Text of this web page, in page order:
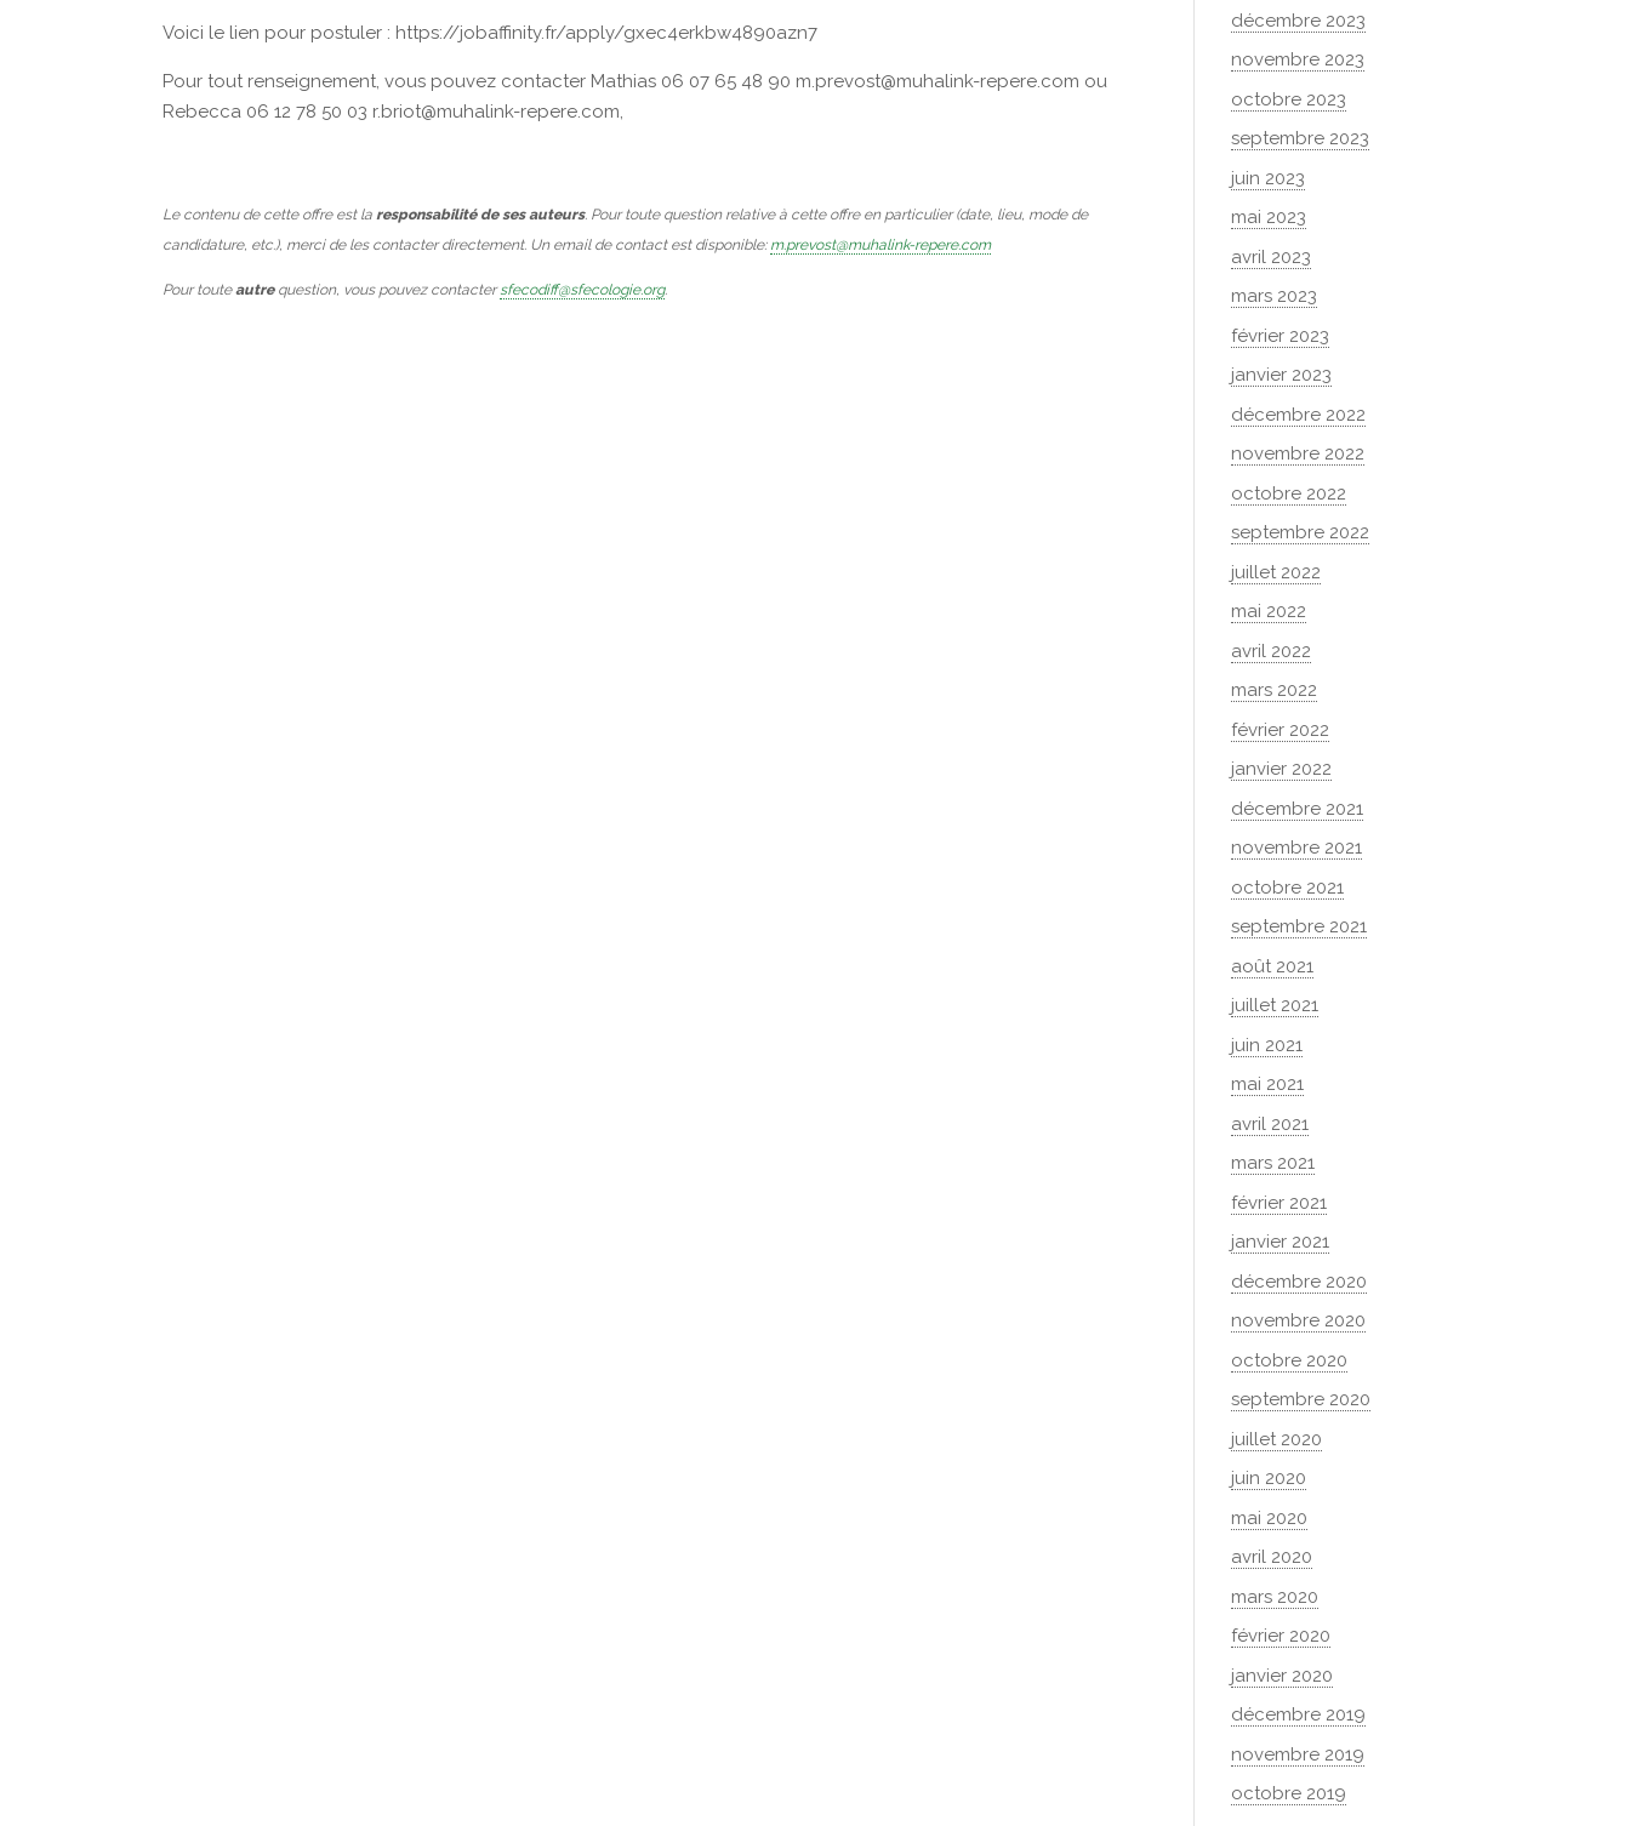
Voici le lien pour postuler : https://jobaffinity.fr/apply/gxec4erkbw4890azn7
Pour tout renseignement, vous pouvez contacter Mathias 06 07 65 48 90 m.prevost@muhalink-repere.com ou
Rebecca 06 12 78 50 03 r.briot@muhalink-repere.com,
Le contenu de cette offre est laresponsabilité de ses auteurs. Pour toute question relative à cette offre en particulier (date, lieu, mode de
candidature, etc.), merci de les contacter directement. Un email de contact est disponible: m.prevost@muhalink-repere.com
Pour touteautrequestion, vous pouvez contactersfecodiff@sfecologie.org.
décembre 2023
novembre 2023
octobre 2023
septembre 2023
juin 2023
mai 2023
avril 2023
mars 2023
février 2023
janvier 2023
décembre 2022
novembre 2022
octobre 2022
septembre 2022
juillet 2022
mai 2022
avril 2022
mars 2022
février 2022
janvier 2022
décembre 2021
novembre 2021
octobre 2021
septembre 2021
août 2021
juillet 2021
juin 2021
mai 2021
avril 2021
mars 2021
février 2021
janvier 2021
décembre 2020
novembre 2020
octobre 2020
septembre 2020
juillet 2020
juin 2020
mai 2020
avril 2020
mars 2020
février 2020
janvier 2020
décembre 2019
novembre 2019
octobre 2019